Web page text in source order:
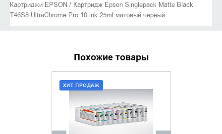
Картриджи EPSON / Картридж Epson Singlepack Matte Black
T46S8 UltraChrome Pro 10 ink 25ml матовый черный
Похожие товары
ХИТ ПРОДАЖ
КУПИТЬ В 1 КЛИК